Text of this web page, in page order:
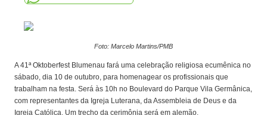
Foto: Marcelo Martins/PMB
A 41ª Oktoberfest Blumenau fará uma celebração religiosa ecumênica no
sábado, dia 10 de outubro, para homenagear os profissionais que
trabalham na festa. Será às 10h no Boulevard do Parque Vila Germânica,
com representantes da Igreja Luterana, da Assembleia de Deus e da
Igreja Católica. Um trecho da cerimônia será em alemão.